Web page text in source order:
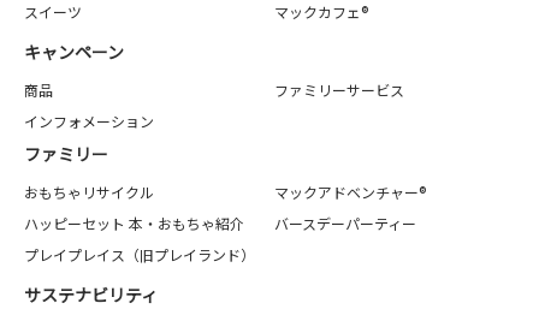
スイーツ
マックカフェ®
キャンペーン
商品
ファミリーサービス
インフォメーション
ファミリー
おもちゃリサイクル
マックアドベンチャー®
ハッピーセット 本・おもちゃ紹介
バースデーパーティー
プレイプレイス（旧プレイランド）
サステナビリティ